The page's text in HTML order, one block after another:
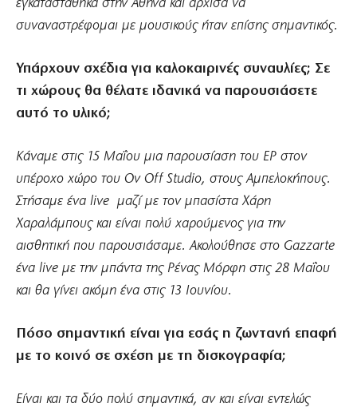
εγκαταστάθηκα στην Αθήνα και άρχισα να
συναναστρέφομαι με μουσικούς ήταν επίσης σημαντικός.
Υπάρχουν σχέδια για καλοκαιρινές συναυλίες; Σε
τι χώρους θα θέλατε ιδανικά να παρουσιάσετε
αυτό το υλικό;
Κάναμε στις 15 Μαΐου μια παρουσίαση του EP στον
υπέροχο χώρο του Ov Off Studio, στους Αμπελoκήπους.
Στήσαμε ένα live μαζί με τον μπασίστα Χάρη
Χαραλάμπους και είναι πολύ χαρούμενος για την
αισθητική που παρουσιάσαμε. Ακολούθησε στο Gazzarte
ένα live με την μπάντα της Ρένας Μόρφη στις 28 Μαΐου
και θα γίνει ακόμη ένα στις 13 Ιουνίου.
Πόσο σημαντική είναι για εσάς η ζωντανή επαφή
με το κοινό σε σχέση με τη δισκογραφία;
Είναι και τα δύο πολύ σημαντικά, αν και είναι εντελώς